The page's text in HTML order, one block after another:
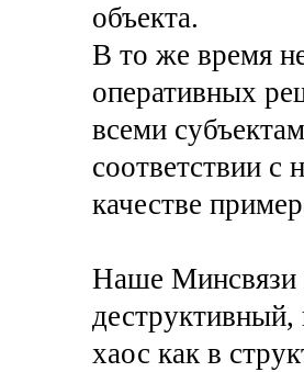
объекта.
В то же время
оперативных
всеми
соответствии с
качестве
Наше Минсвязи
деструктивный,
хаос как в